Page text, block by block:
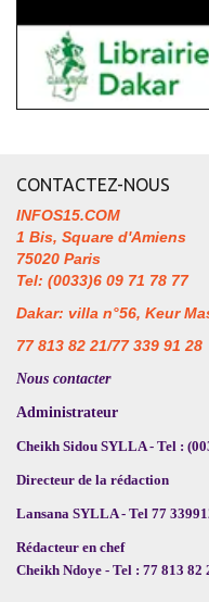
CONTACTEZ-NOUS
INFOS15.COM
1 Bis, Square d'Amiens
75020 Paris
Tel: (0033)6 09 71 78 77
Dakar: villa n°56, Keur
77 813 82 21/77 339 91 28
Nous contacter
Administrateur
Cheikh Sidou SYLLA - Tel :
Directeur de la rédaction
Lansana SYLLA - Tel 77
Rédacteur en chef
Cheikh Ndoye - Tel : 77 813 82